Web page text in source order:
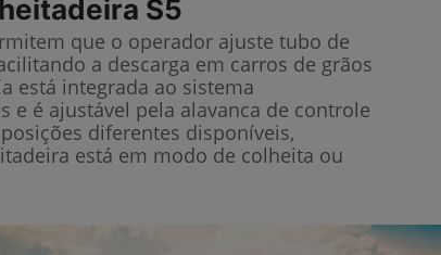
S5
que o operador ajuste tubo de
a descarga em carros de grãos
está integrada ao sistema
e é ajustável pela alavanca de controle
diferentes disponíveis,
está em modo de colheita ou